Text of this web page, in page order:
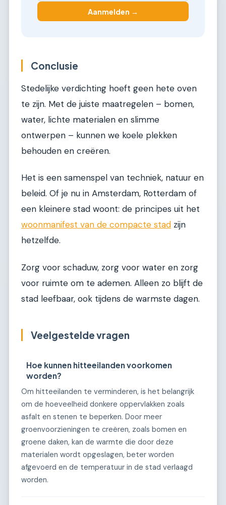
Aanmelden →
Conclusie
Stedelijke verdichting hoeft geen hete oven
te zijn. Met de juiste maatregelen – bomen,
water, lichte materialen en slimme
ontwerpen – kunnen we koele plekken
behouden en creëren.
Het is een samenspel van techniek, natuur en
beleid. Of je nu in Amsterdam, Rotterdam of
een kleinere stad woont: de principes uit het
woonmanifest van de compacte stad zijn
hetzelfde.
Zorg voor schaduw, zorg voor water en zorg
voor ruimte om te ademen. Alleen zo blijft de
stad leefbaar, ook tijdens de warmste dagen.
Veelgestelde vragen
Hoe kunnen hitteeilanden voorkomen
worden?
Om hitteeilanden te verminderen, is het belangrijk
om de hoeveelheid donkere oppervlakken zoals
asfalt en stenen te beperken. Door meer
groenvoorzieningen te creëren, zoals bomen en
groene daken, kan de warmte die door deze
materialen wordt opgeslagen, beter worden
afgevoerd en de temperatuur in de stad verlaagd
worden.